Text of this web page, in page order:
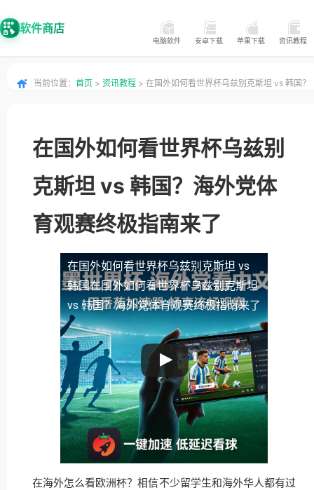
软件商店
电脑软件 安卓下载 苹果下载 资讯教程
当前位置： 首页 > 资讯教程 > 在国外如何看世界杯乌兹别克斯坦 vs 韩国？
在国外如何看世界杯乌兹别
克斯坦 vs 韩国？海外党体
育观赛终极指南来了
在国外如何看世界杯乌兹别克斯坦 vs
韩国在国外如何看世界杯乌兹别克斯坦
vs 韩国？海外党体育观赛终极指南来了
在海外怎么看欧洲杯？相信不少留学生和海外华人都有过